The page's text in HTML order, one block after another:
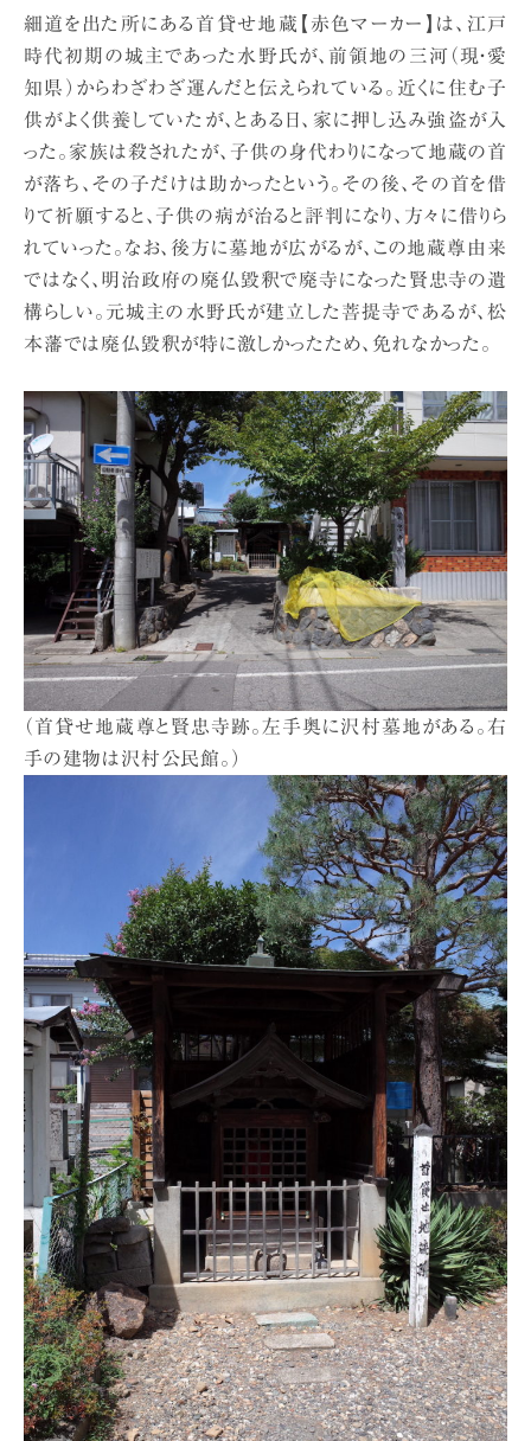
細道を出た所にある首貸せ地蔵【赤色マーカー】は、江戸
時代初期の城主であった水野氏が、前領地の三河（現・愛
知県）からわざわざ運んだと伝えられている。近くに住む子
供がよく供養していたが、とある日、家に押し込み強盗が入
った。家族は殺されたが、子供の身代わりになって地蔵の首
が落ち、その子だけは助かったという。その後、その首を借
りて祈願すると、子供の病が治ると評判になり、方々に借りら
れていった。なお、後方に墓地が広がるが、この地蔵尊由来
ではなく、明治政府の廃仏毀釈で廃寺になった賢忠寺の遺
構らしい。元城主の水野氏が建立した菩提寺であるが、松
本藩では廃仏毀釈が特に激しかったため、免れなかった。
（首貸せ地蔵尊と賢忠寺跡。左手奥に沢村墓地がある。右
手の建物は沢村公民館。）